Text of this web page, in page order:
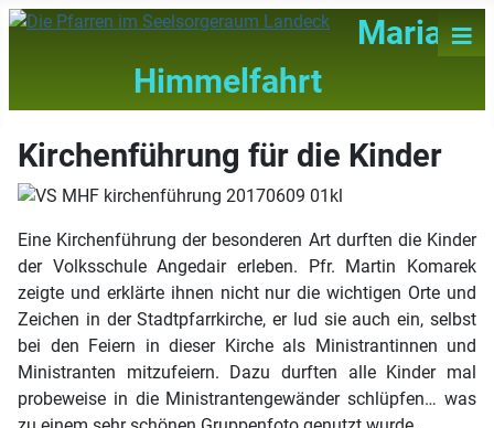
Maria
Himmelfahrt
≡
Kirchenführung für die Kinder
Eine Kirchenführung der besonderen Art durften die Kinder
der Volksschule Angedair erleben. Pfr. Martin Komarek
zeigte und erklärte ihnen nicht nur die wichtigen Orte und
Zeichen in der Stadtpfarrkirche, er lud sie auch ein, selbst
bei den Feiern in dieser Kirche als Ministrantinnen und
Ministranten mitzufeiern. Dazu durften alle Kinder mal
probeweise in die Ministrantengewänder schlüpfen… was